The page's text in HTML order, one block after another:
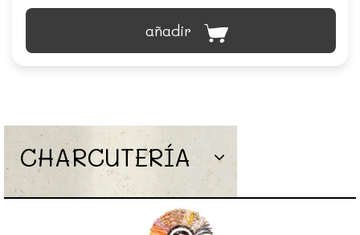
añadir
CHARCUTERÍA